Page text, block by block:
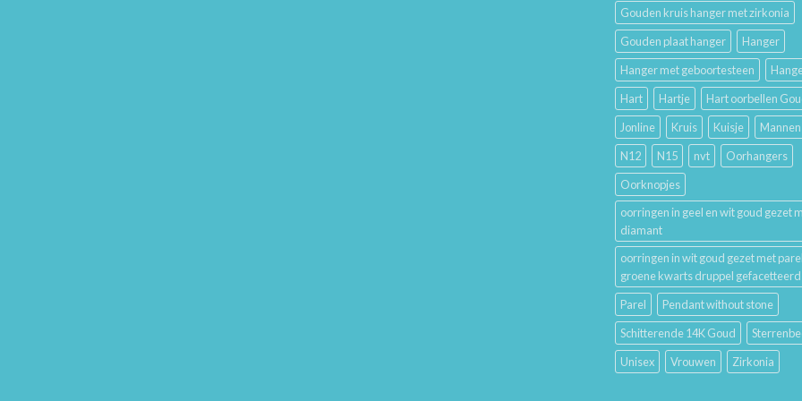
Gouden kruis hanger met zirkonia
Gouden plaat hanger
Hanger
Hanger met geboortesteen
Hart
Hartje
Hart oorbellen
Jonline
Kruis Kuisje
Mannen
N12
N15 nvt
Oorhangers
Oorknopjes
oorringen in geel en wit goud gezet
diamant
oorringen in wit goud gezet met
groene kwarts druppel gefacetteerd
Parel
Pendant without stone
Schitterende 14K Goud
Unisex
Vrouwen Zirkonia